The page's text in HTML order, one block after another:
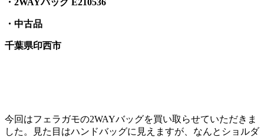
・中古品
千葉県印西市
今回はフェラガモの2WAYバッグを買い取らせていただきま
した。見た目はハンドバッグに見えますが、なんとショルダ